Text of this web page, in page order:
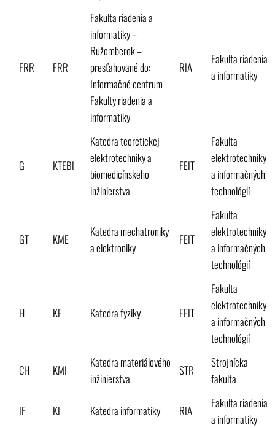
FRR FRR
Fakulta riadenia a
informatiky –
Ružomberok –
presťahované do:
Informačné centrum
Fakulty riadenia a
informatiky
RIA
Fakulta riadenia
a informatiky
G KTEBI
Katedra teoretickej
elektrotechniky a
biomedicínskeho
inžinierstva
FEIT
Fakulta
elektrotechniky
a informačných
technológií
GT KME
Katedra mechatroniky
a elektroniky
FEIT
Fakulta
elektrotechniky
a informačných
technológií
H KF Katedra fyziky FEIT
Fakulta
elektrotechniky
a informačných
technológií
CH KMI
Katedra materiálového
inžinierstva
STR
Strojnícka
fakulta
IF KI Katedra informatiky RIA
Fakulta riadenia
a informatiky